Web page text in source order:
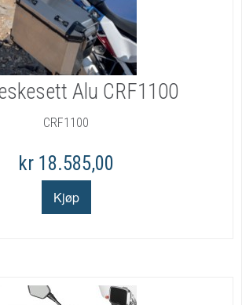
Alu CRF1100
CRF1100
kr 18.585,00